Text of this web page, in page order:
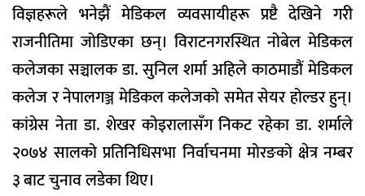
विज्ञहरूले भनेझैं मेडिकल व्यवसायीहरू प्रष्टै देखिने गरी
राजनीतिमा जोडिएका छन्। विराटनगरस्थित नोबेल मेडिकल
कलेजका सञ्चालक डा. सुनिल शर्मा अहिले काठमाडौं मेडिकल
कलेज र नेपालगञ्ज मेडिकल कलेजको समेत सेयर होल्डर हुन्।
कांग्रेस नेता डा. शेखर कोइरालासँग निकट रहेका डा. शर्माले
२०७४ सालको प्रतिनिधिसभा निर्वाचनमा मोरङको क्षेत्र नम्बर
३ बाट चुनाव लडेका थिए।